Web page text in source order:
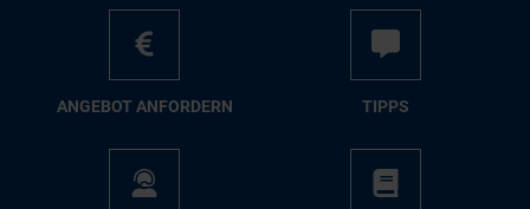
AN­GE­BOT AN­FOR­DERN TIPPS